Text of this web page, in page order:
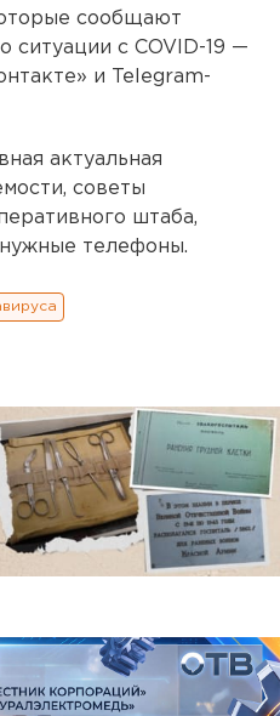
сообщают
ситуации с COVID-19 —
и Telegram-
актуальная
советы
штаба,
телефоны.